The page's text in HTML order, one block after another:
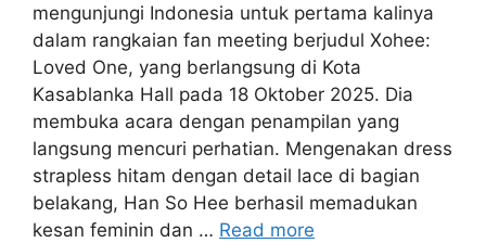
mengunjungi Indonesia untuk pertama kalinya
dalam rangkaian fan meeting berjudul Xohee:
Loved One, yang berlangsung di Kota
Kasablanka Hall pada 18 Oktober 2025. Dia
membuka acara dengan penampilan yang
langsung mencuri perhatian. Mengenakan dress
strapless hitam dengan detail lace di bagian
belakang, Han So Hee berhasil memadukan
kesan feminin dan … Read more